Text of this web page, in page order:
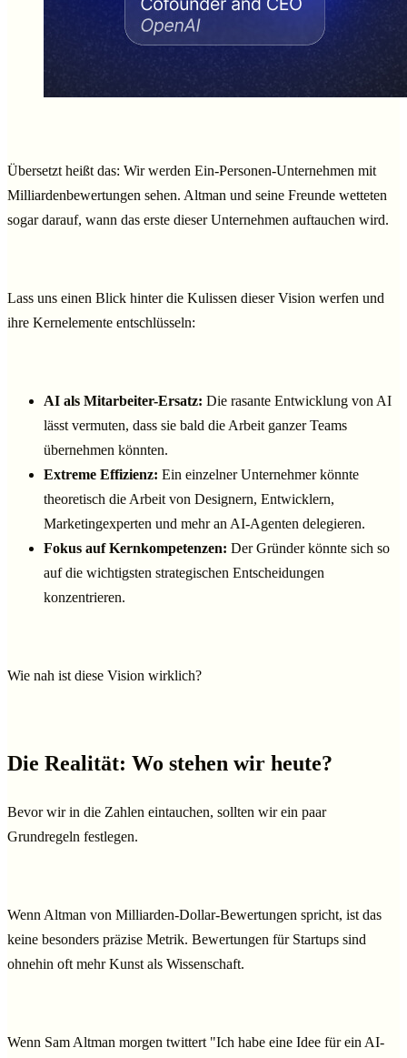
Übersetzt heißt das: Wir werden Ein-Personen-Unternehmen mit
Milliardenbewertungen sehen. Altman und seine Freunde wetteten
sogar darauf, wann das erste dieser Unternehmen auftauchen wird.
Lass uns einen Blick hinter die Kulissen dieser Vision werfen und
ihre Kernelemente entschlüsseln:
AI als Mitarbeiter-Ersatz: Die rasante Entwicklung von AI
lässt vermuten, dass sie bald die Arbeit ganzer Teams
übernehmen könnten.
Extreme Effizienz: Ein einzelner Unternehmer könnte
theoretisch die Arbeit von Designern, Entwicklern,
Marketingexperten und mehr an AI-Agenten delegieren.
Fokus auf Kernkompetenzen: Der Gründer könnte sich so
auf die wichtigsten strategischen Entscheidungen
konzentrieren.
Wie nah ist diese Vision wirklich?
Die Realität: Wo stehen wir heute?
Bevor wir in die Zahlen eintauchen, sollten wir ein paar
Grundregeln festlegen.
Wenn Altman von Milliarden-Dollar-Bewertungen spricht, ist das
keine besonders präzise Metrik. Bewertungen für Startups sind
ohnehin oft mehr Kunst als Wissenschaft.
Wenn Sam Altman morgen twittert "Ich habe eine Idee für ein AI-